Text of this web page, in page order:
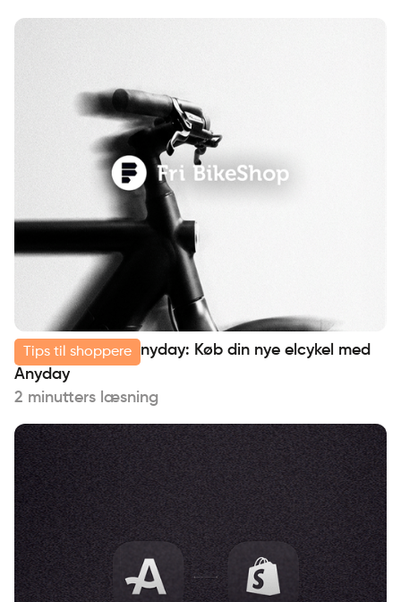
Tips til shoppere
Fri bikeshop og Anyday: Køb din nye elcykel med
Anyday
2 minutters læsning